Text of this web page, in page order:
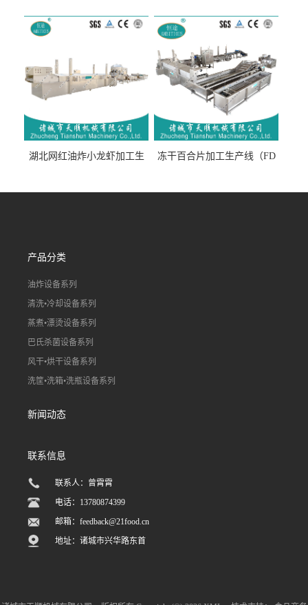
流水线）
湖北网红油炸小龙虾加工生
线）
冻干百合片加工生产线（FD
线）
产品分类
油炸设备系列
清洗•冷却设备系列
蒸煮•漂烫设备系列
巴氏杀菌设备系列
风干•烘干设备系列
洗筐•洗箱•洗瓶设备系列
新闻动态
联系信息
联系人：曾霄霄
电话：13780874399
邮箱：feedback@21food.cn
地址：诸城市兴华路东首